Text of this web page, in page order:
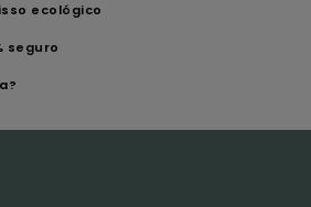
ecológico
seguro